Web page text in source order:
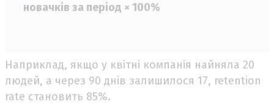
новачків за період × 100%
Наприклад, якщо у квітні компанія найняла 20
людей, а через 90 днів залишилося 17, retention
rate становить 85%.